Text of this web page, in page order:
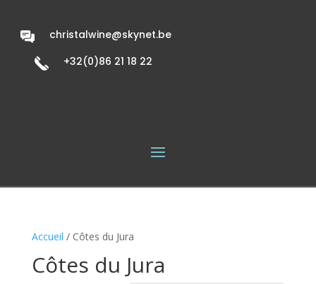
christalwine@skynet.be
+32(0)86 21 18 22
Accueil / Côtes du Jura
Côtes du Jura